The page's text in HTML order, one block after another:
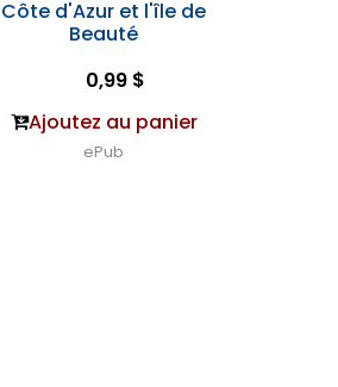
Côte d'Azur et l'île de
Beauté
0,99 $
Ajoutez au panier
ePub